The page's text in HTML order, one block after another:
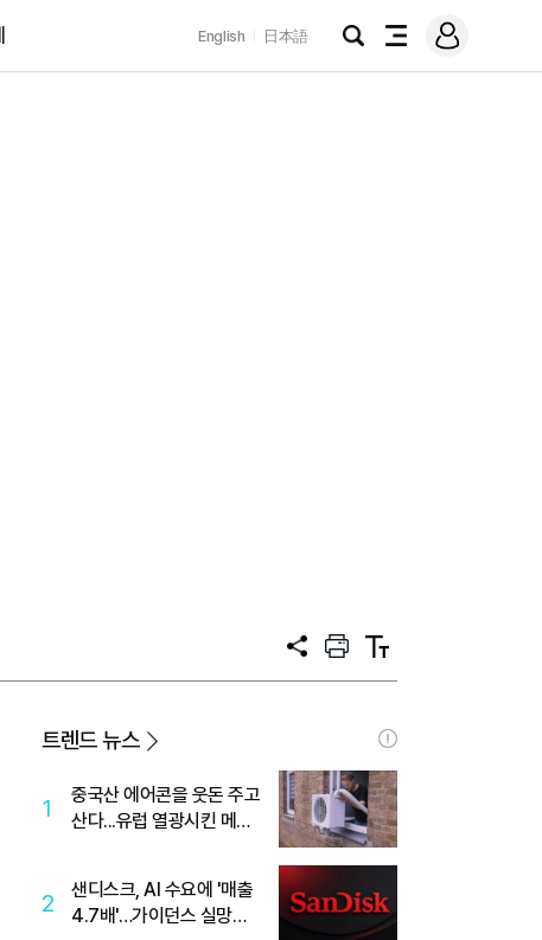
English 日本語
검
전
메
그
공
프
트
텍
트
트렌드 뉴스
1
중국산 에어콘을 웃돈 주고
산다...유럽 열광시킨 메이
2
샌디스크, AI 수요에 '매출
4.7배'…가이던스 실망에